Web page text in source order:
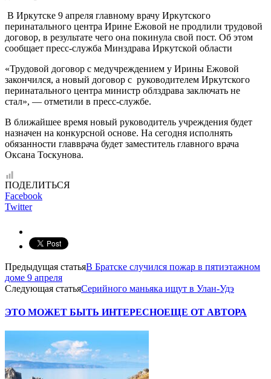
В Иркутске 9 апреля главному врачу Иркутского
перинатального центра Ирине Ежовой не продлили трудовой
договор, в результате чего она покинула свой пост. Об этом
сообщает пресс-служба Минздрава Иркутской области
«Трудовой договор с медучреждением у Ирины Ежовой
закончился, а новый договор с руководителем Иркутского
перинатального центра министр облздрава заключать не
стал», — отметили в пресс-службе.
В ближайшее время новый руководитель учреждения будет
назначен на конкурсной основе. На сегодня исполнять
обязанности главврача будет заместитель главного врача
Оксана Тоскунова.
ПОДЕЛИТЬСЯ
Facebook
Twitter
Предыдущая статьяВ Братске случился пожар в пятиэтажном
доме 9 апреля
Следующая статьяСерийного маньяка ищут в Улан-Удэ
ЭТО МОЖЕТ БЫТЬ ИНТЕРЕСНОЕЩЕ ОТ АВТОРА